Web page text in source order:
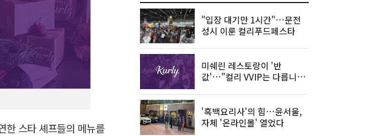
한 스타 셰프들의 메뉴를
"입장 대기만 1시간"…문전
성시 이룬 컬리푸드페스타
미쉐린 레스토랑이 '반
값'…"컬리 VVIP는 다릅니
'흑백요리사'의 힘…윤서울,
자체 '온라인몰' 열었다